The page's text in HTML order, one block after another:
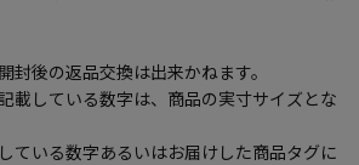
後の返品交換は出来かねます。
載している数字は、商品の実寸サイズとな
ている数字あるいはお届けした商品タグに